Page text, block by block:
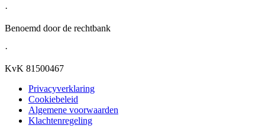
·
Benoemd door de rechtbank
·
KvK 81500467
Privacyverklaring
Cookiebeleid
Algemene voorwaarden
Klachtenregeling